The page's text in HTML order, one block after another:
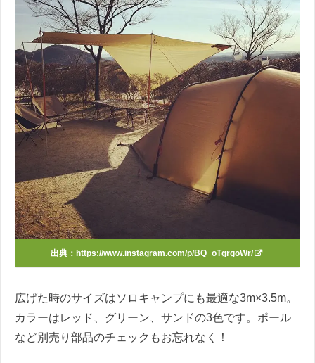
出典： https://www.instagram.com/p/BQ_oTgrgoWr/
広げた時のサイズはソロキャンプにも最適な3m×3.5m。
カラーはレッド、グリーン、サンドの3色です。ポール
など別売り部品のチェックもお忘れなく！